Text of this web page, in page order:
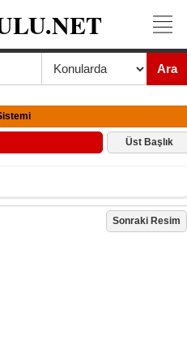
Ara
Üst Başlık
Sonraki Resim